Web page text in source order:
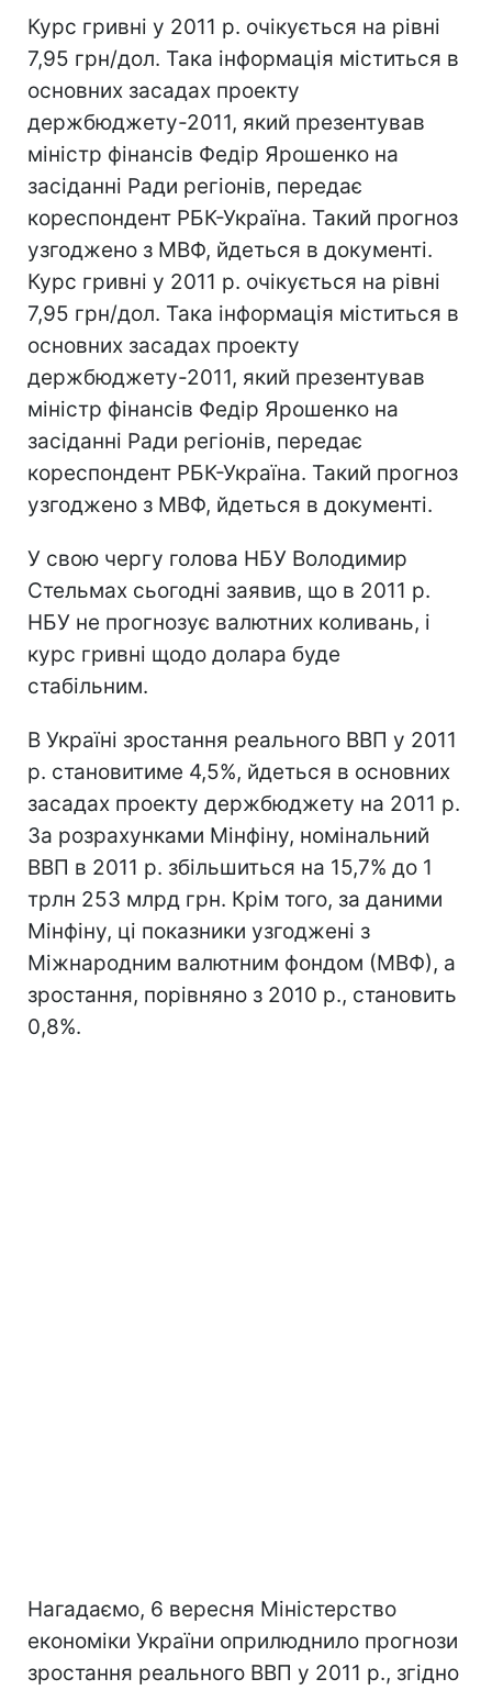
Курс гривні у 2011 р. очікується на рівні
7,95 грн/дол. Така інформація міститься в
основних засадах проекту
держбюджету-2011, який презентував
міністр фінансів Федір Ярошенко на
засіданні Ради регіонів, передає
кореспондент РБК-Україна. Такий прогноз
узгоджено з МВФ, йдеться в документі.
Курс гривні у 2011 р. очікується на рівні
7,95 грн/дол. Така інформація міститься в
основних засадах проекту
держбюджету-2011, який презентував
міністр фінансів Федір Ярошенко на
засіданні Ради регіонів, передає
кореспондент РБК-Україна. Такий прогноз
узгоджено з МВФ, йдеться в документі.
У свою чергу голова НБУ Володимир
Стельмах сьогодні заявив, що в 2011 р.
НБУ не прогнозує валютних коливань, і
курс гривні щодо долара буде
стабільним.
В Україні зростання реального ВВП у 2011
р. становитиме 4,5%, йдеться в основних
засадах проекту держбюджету на 2011 р.
За розрахунками Мінфіну, номінальний
ВВП в 2011 р. збільшиться на 15,7% до 1
трлн 253 млрд грн. Крім того, за даними
Мінфіну, ці показники узгоджені з
Міжнародним валютним фондом (МВФ), а
зростання, порівняно з 2010 р., становить
0,8%.
Нагадаємо, 6 вересня Міністерство
економіки України оприлюднило прогнози
зростання реального ВВП у 2011 р., згідно